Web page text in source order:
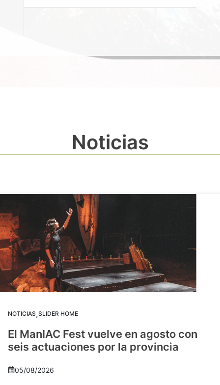
Noticias
NOTICIAS,SLIDER HOME
El ManIAC Fest vuelve en agosto con
seis actuaciones por la provincia
05/08/2026